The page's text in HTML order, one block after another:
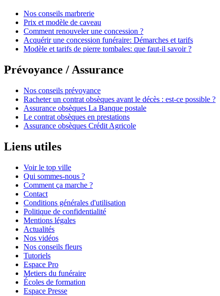
Nos conseils marbrerie
Prix et modèle de caveau
Comment renouveler une concession ?
Acquérir une concession funéraire: Démarches et tarifs
Modèle et tarifs de pierre tombales: que faut-il savoir ?
Prévoyance / Assurance
Nos conseils prévoyance
Racheter un contrat obsèques avant le décès : est-ce possible ?
Assurance obsèques La Banque postale
Le contrat obsèques en prestations
Assurance obsèques Crédit Agricole
Liens utiles
Voir le top ville
Qui sommes-nous ?
Comment ça marche ?
Contact
Conditions générales d'utilisation
Politique de confidentialité
Mentions légales
Actualités
Nos vidéos
Nos conseils fleurs
Tutoriels
Espace Pro
Metiers du funéraire
Écoles de formation
Espace Presse